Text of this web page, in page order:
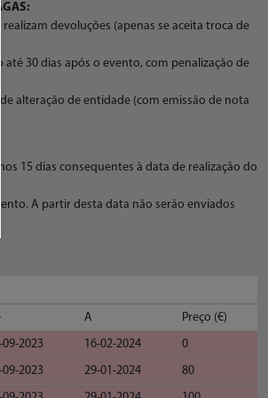
devoluções (apenas se aceita troca de
30 dias após o evento, com penalização de
alteração de entidade (com emissão de nota
15 dias consequentes à data de realização do
A partir desta data não serão enviados
A
Preço (€)
09-2023 16-02-2024
0
09-2023 29-01-2024
80